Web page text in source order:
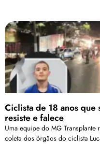
Ciclista de 18 anos que
resiste e falece
Uma equipe do MG Transplante
coleta dos órgãos do ciclista